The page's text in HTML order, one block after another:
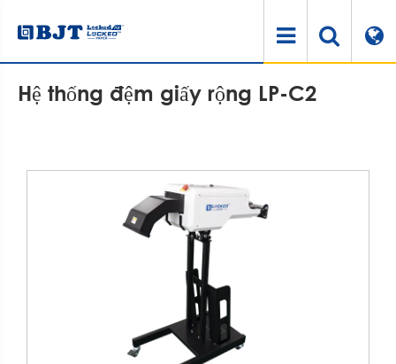
Hệ thống đệm giấy rộng LP-C2
Hệ thống đệm giấy rộng LP-C2